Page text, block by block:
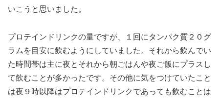
いこうと思いました。
プロテインドリンクの量ですが、１回にタンパク質２０グ
ラムを目安に飲むようにしていました。それから飲んでい
た時間帯は主に夜とそれから朝ごはんや夜ご飯にプラスし
て飲むことが多かったです。その他に気をつけていたこと
は夜９時以降はプロテインドリンクであっても飲むことは